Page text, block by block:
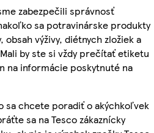
zabezpečili správnosť
sa potravinárske produkty
výživy, diétnych zložiek a
by ste si vždy prečítať etiketu
na informácie poskytnuté na
sa chcete poradiť o akýchkoľvek
sa na Tesco zákaznícky